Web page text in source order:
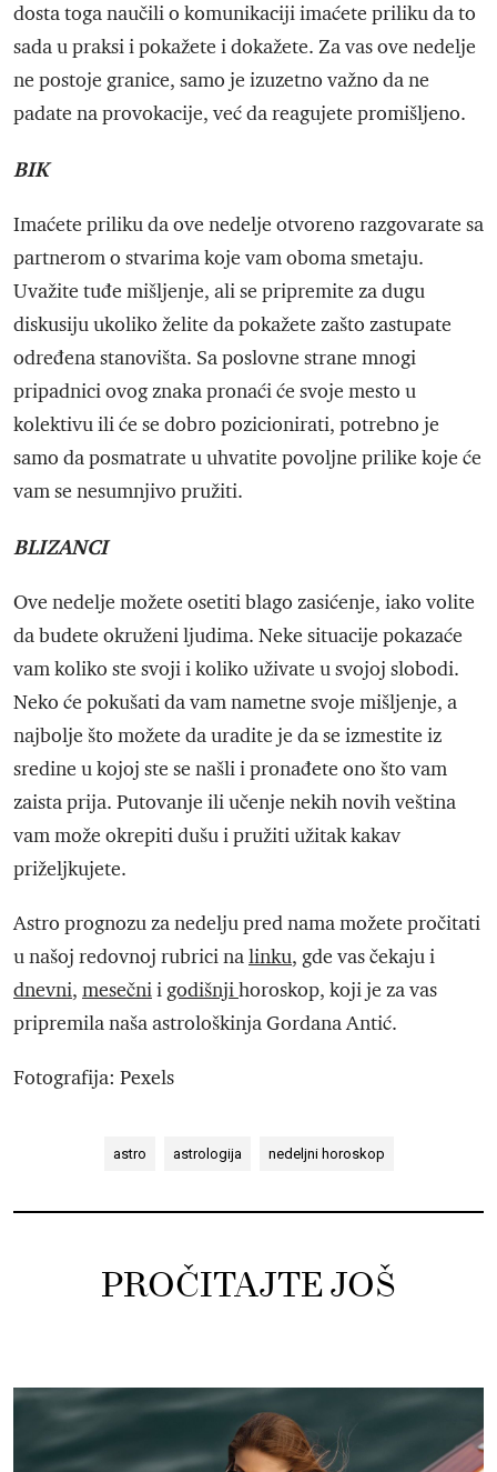
dosta toga naučili o komunikaciji imaćete priliku da to
sada u praksi i pokažete i dokažete. Za vas ove nedelje
ne postoje granice, samo je izuzetno važno da ne
padate na provokacije, već da reagujete promišljeno.
BIK
Imaćete priliku da ove nedelje otvoreno razgovarate sa
partnerom o stvarima koje vam oboma smetaju.
Uvažite tuđe mišljenje, ali se pripremite za dugu
diskusiju ukoliko želite da pokažete zašto zastupate
određena stanovišta. Sa poslovne strane mnogi
pripadnici ovog znaka pronaći će svoje mesto u
kolektivu ili će se dobro pozicionirati, potrebno je
samo da posmatrate u uhvatite povoljne prilike koje će
vam se nesumnjivo pružiti.
BLIZANCI
Ove nedelje možete osetiti blago zasićenje, iako volite
da budete okruženi ljudima. Neke situacije pokazaće
vam koliko ste svoji i koliko uživate u svojoj slobodi.
Neko će pokušati da vam nametne svoje mišljenje, a
najbolje što možete da uradite je da se izmestite iz
sredine u kojoj ste se našli i pronađete ono što vam
zaista prija. Putovanje ili učenje nekih novih veština
vam može okrepiti dušu i pružiti užitak kakav
priželjkujete.
Astro prognozu za nedelju pred nama možete pročitati
u našoj redovnoj rubrici nalinku, gde vas čekaju i
dnevni, mesečnii godišnjihoroskop, koji je za vas
pripremila naša astrološkinja Gordana Antić.
Fotografija: Pexels
astro astrologija nedeljni horoskop
PROČITAJTE JOŠ